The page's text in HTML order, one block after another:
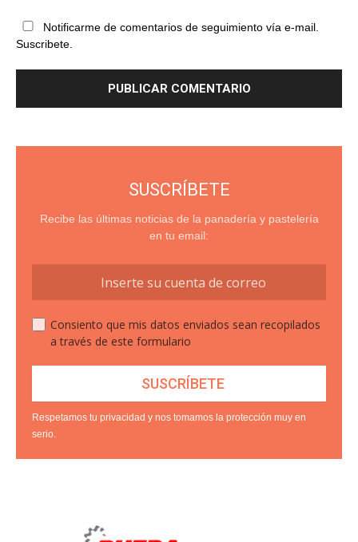
Notificarme de comentarios de seguimiento vía e-mail.
Suscribete.
SUSCRÍBETE
Recibe las últimas noticias de la panadería y pastelería
en tu email:
Consiento que mis datos enviados sean recopilados
a través de este formulario
Respetamos tu privacidad y nos tomamos la protección muy en
serio.